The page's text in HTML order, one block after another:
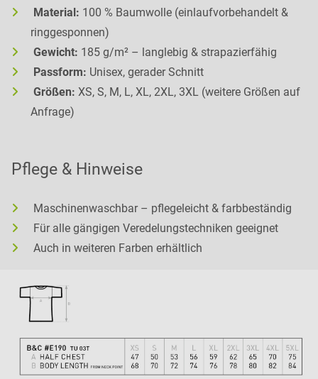
Material: 100 % Baumwolle (einlaufvorbehandelt &
ringgesponnen)
Gewicht: 185 g/m² – langlebig & strapazierfähig
Passform: Unisex, gerader Schnitt
Größen: XS, S, M, L, XL, 2XL, 3XL (weitere Größen auf
Anfrage)
Pflege & Hinweise
Maschinenwaschbar – pflegeleicht & farbbeständig
Für alle gängigen Veredelungstechniken geeignet
Auch in weiteren Farben erhältlich